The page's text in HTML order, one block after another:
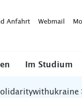
Anfahrt Webmail
Im Studium